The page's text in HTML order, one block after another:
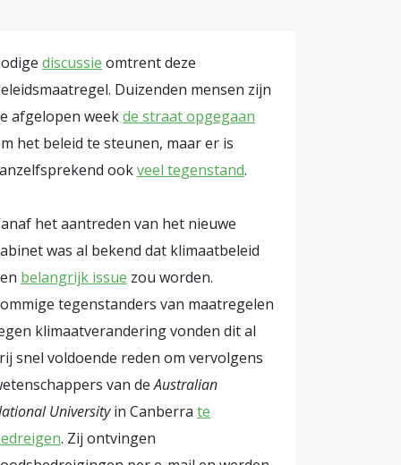
Støre,
Alle
Solberg
over
zegt op
'We
discussie omtrent deze
Duizenden mensen zijn
afgelopen weekde straat opgegaan
het beleid te steunen, maar er is
ookveel tegenstand.
het aantreden van het nieuwe
was al bekend dat klimaatbeleid
belangrijk issue zou worden.
tegenstanders van maatregelen
klimaatverandering vonden dit al
snel voldoende reden om vervolgens
van deAustralian
Universityin Canberra te
. Zij ontvingen